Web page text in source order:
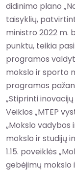
didinimo plano
taisyklių,
ministro 2022 m.
punktu, teikia
programos
mokslo ir sporto
programos
„Stiprinti
Veiklos „MTEP
,,Mokslo vadybos
mokslo ir studijų
1.15. poveiklės
gebėjimų mokslo